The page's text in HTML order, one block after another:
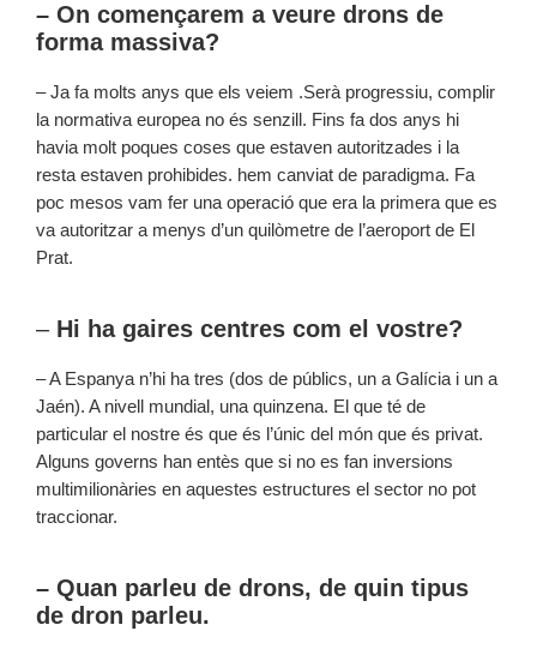
– On començarem a veure drons de
forma massiva?
– Ja fa molts anys que els veiem .Serà progressiu, complir
la normativa europea no és senzill. Fins fa dos anys hi
havia molt poques coses que estaven autoritzades i la
resta estaven prohibides. hem canviat de paradigma. Fa
poc mesos vam fer una operació que era la primera que es
va autoritzar a menys d’un quilòmetre de l’aeroport de El
Prat.
– Hi ha gaires centres com el vostre?
– A Espanya n’hi ha tres (dos de públics, un a Galícia i un a
Jaén). A nivell mundial, una quinzena. El que té de
particular el nostre és que és l’únic del món que és privat.
Alguns governs han entès que si no es fan inversions
multimilionàries en aquestes estructures el sector no pot
traccionar.
– Quan parleu de drons, de quin tipus
de dron parleu.